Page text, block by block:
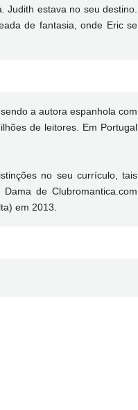
Judith estava no seu destino.
de fantasia, onde Eric se
a autora espanhola com
de leitores. Em Portugal
no seu currículo, tais
de Clubromantica.com
em 2013.